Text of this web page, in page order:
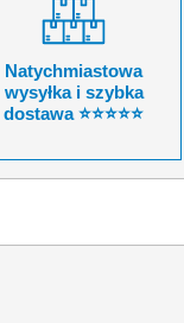
Natychmiastowa
wysyłka i szybka
dostawa ⭐⭐⭐⭐⭐